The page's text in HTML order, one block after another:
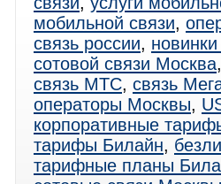
мобильной связи,
связь россии,
сотовой связи Москва
связь МТС, связь
операторы Москвы,
корпоративные
тарифы Билайн,
тарифные планы